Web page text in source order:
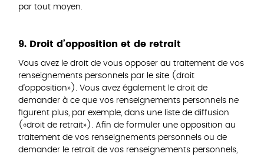
par tout moyen.
9. Droit d’opposition et de retrait
Vous avez le droit de vous opposer au traitement de vos
renseignements personnels par le site (droit
d’opposition»). Vous avez également le droit de
demander à ce que vos renseignements personnels ne
figurent plus, par exemple, dans une liste de diffusion
(«droit de retrait»). Afin de formuler une opposition au
traitement de vos renseignements personnels ou de
demander le retrait de vos renseignements personnels,